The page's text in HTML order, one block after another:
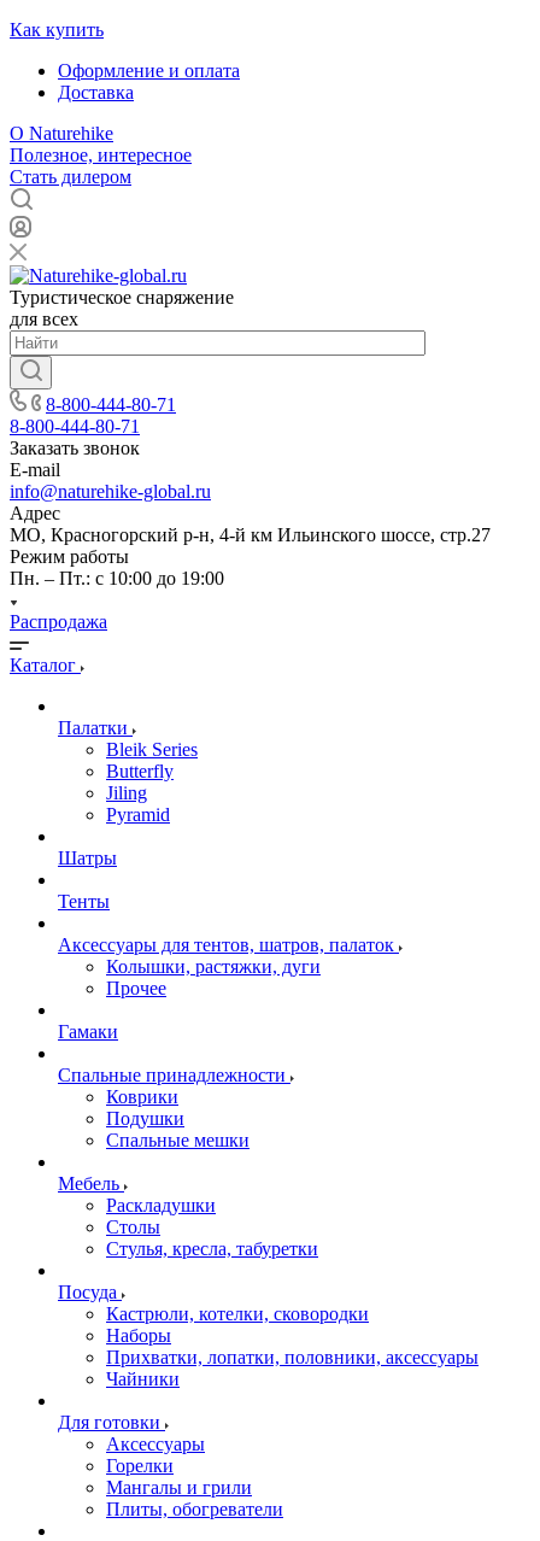
Как купить
Оформление и оплата
Доставка
О Naturehike
Полезное, интересное
Стать дилером
Туристическое снаряжение
для всех
8-800-444-80-71
8-800-444-80-71
Заказать звонок
E-mail
info@naturehike-global.ru
Адрес
МО, Красногорский р-н, 4-й км Ильинского шоссе, стр.27
Режим работы
Пн. – Пт.: с 10:00 до 19:00
Распродажа
Каталог
Палатки
Bleik Series
Butterfly
Jiling
Pyramid
Шатры
Тенты
Аксессуары для тентов, шатров, палаток
Колышки, растяжки, дуги
Прочее
Гамаки
Спальные принадлежности
Коврики
Подушки
Спальные мешки
Мебель
Раскладушки
Столы
Стулья, кресла, табуретки
Посуда
Кастрюли, котелки, сковородки
Наборы
Прихватки, лопатки, половники, аксессуары
Чайники
Для готовки
Аксессуары
Горелки
Мангалы и грили
Плиты, обогреватели